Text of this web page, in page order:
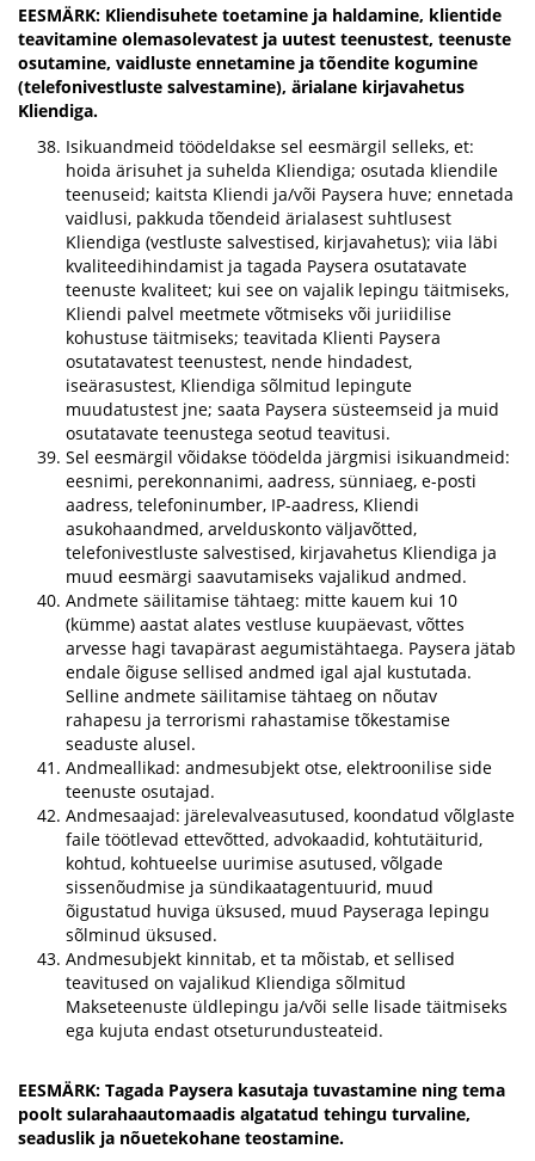
EESMÄRK: Kliendisuhete toetamine ja haldamine, klientide
teavitamine olemasolevatest ja uutest teenustest, teenuste
osutamine, vaidluste ennetamine ja tõendite kogumine
(telefonivestluste salvestamine), ärialane kirjavahetus
Kliendiga.
Isikuandmeid töödeldakse sel eesmärgil selleks, et:
hoida ärisuhet ja suhelda Kliendiga; osutada kliendile
teenuseid; kaitsta Kliendi ja/või Paysera huve; ennetada
vaidlusi, pakkuda tõendeid ärialasest suhtlusest
Kliendiga (vestluste salvestised, kirjavahetus); viia läbi
kvaliteedihindamist ja tagada Paysera osutatavate
teenuste kvaliteet; kui see on vajalik lepingu täitmiseks,
Kliendi palvel meetmete võtmiseks või juriidilise
kohustuse täitmiseks; teavitada Klienti Paysera
osutatavatest teenustest, nende hindadest,
iseärasustest, Kliendiga sõlmitud lepingute
muudatustest jne; saata Paysera süsteemseid ja muid
osutatavate teenustega seotud teavitusi.
Sel eesmärgil võidakse töödelda järgmisi isikuandmeid:
eesnimi, perekonnanimi, aadress, sünniaeg, e-posti
aadress, telefoninumber, IP-aadress, Kliendi
asukohaandmed, arvelduskonto väljavõtted,
telefonivestluste salvestised, kirjavahetus Kliendiga ja
muud eesmärgi saavutamiseks vajalikud andmed.
Andmete säilitamise tähtaeg: mitte kauem kui 10
(kümme) aastat alates vestluse kuupäevast, võttes
arvesse hagi tavapärast aegumistähtaega. Paysera jätab
endale õiguse sellised andmed igal ajal kustutada.
Selline andmete säilitamise tähtaeg on nõutav
rahapesu ja terrorismi rahastamise tõkestamise
seaduste alusel.
Andmeallikad: andmesubjekt otse, elektroonilise side
teenuste osutajad.
Andmesaajad: järelevalveasutused, koondatud võlglaste
faile töötlevad ettevõtted, advokaadid, kohtutäiturid,
kohtud, kohtueelse uurimise asutused, võlgade
sissenõudmise ja sündikaatagentuurid, muud
õigustatud huviga üksused, muud Payseraga lepingu
sõlminud üksused.
Andmesubjekt kinnitab, et ta mõistab, et sellised
teavitused on vajalikud Kliendiga sõlmitud
Makseteenuste üldlepingu ja/või selle lisade täitmiseks
ega kujuta endast otseturundusteateid.
EESMÄRK: Tagada Paysera kasutaja tuvastamine ning tema
poolt sularahaautomaadis algatatud tehingu turvaline,
seaduslik ja nõuetekohane teostamine.